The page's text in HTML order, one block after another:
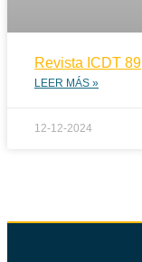
Revista ICDT 89
LEER MÁS »
12-12-2024